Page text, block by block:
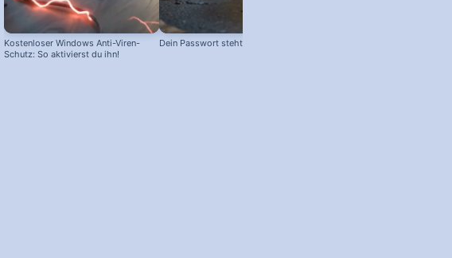
LED
Kostenloser Windows Anti-Viren-
Schutz: So aktivierst du ihn!
Dein Passwort steht im Darknet 😱